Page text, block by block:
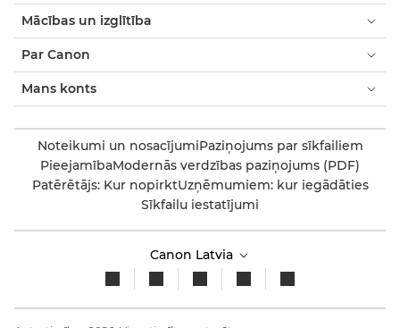
Mācības un izglītība
Par Canon
Mans konts
Noteikumi un nosacījumiPaziņojums par sīkfailiem
PieejamībaModernās verdzības paziņojums (PDF)
Patērētājs: Kur nopirktUzņēmumiem: kur iegādāties
Sīkfailu iestatījumi
Canon Latvia